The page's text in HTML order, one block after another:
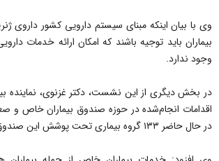
وی با بیان اینکه مبنای سیستم دارویی کشور داروی
بیماران باید توجیه باشند که امکان ارائه خدمات
وجود ندارد.
در بخش دیگری از این نشست، دکتر غزنوی، نماینده
اقدامات انجام‌شده در حوزه صندوق بیماران خاص و
در حال حاضر ۱۳۳ گروه بیماری تحت پوشش این صندوق قرار دارند.